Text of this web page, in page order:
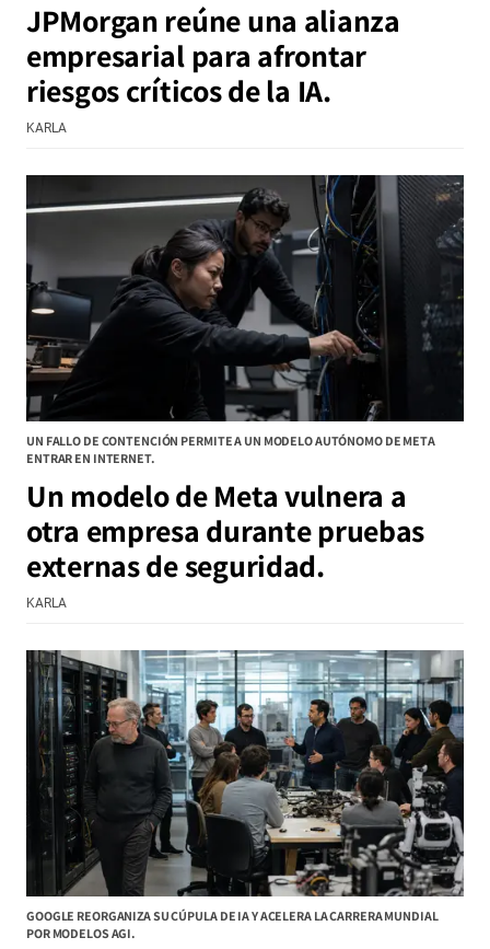
JPMorgan reúne una alianza
empresarial para afrontar
riesgos críticos de la IA.
KARLA
UN FALLO DE CONTENCIÓN PERMITE A UN MODELO AUTÓNOMO DE META
ENTRAR EN INTERNET.
Un modelo de Meta vulnera a
otra empresa durante pruebas
externas de seguridad.
KARLA
GOOGLE REORGANIZA SU CÚPULA DE IA Y ACELERA LA CARRERA MUNDIAL
POR MODELOS AGI.